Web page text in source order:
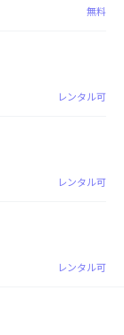
無料
レンタル可
レンタル可
レンタル可